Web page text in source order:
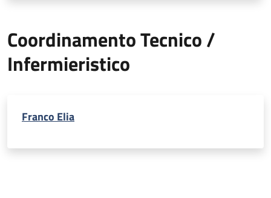
Coordinamento Tecnico /
Infermieristico
Franco Elia